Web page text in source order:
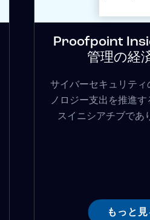
Proofpoint
管理の経
サイバーセキュリティ
ノロジー支出を推進
スイニシアチブであ
もっと見